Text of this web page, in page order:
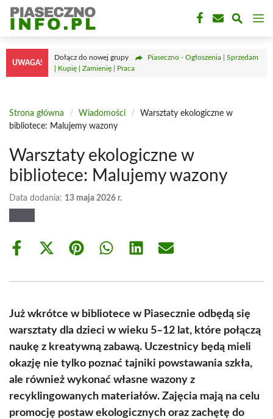
Przejdź
treści
UWAGA!
Dołącz do nowej grupy
Piaseczno - Ogłoszenia | Sprzedam
| Kupię | Zamienię | Praca
Strona główna / Wiadomości /
Warsztaty ekologiczne w
bibliotece: Malujemy wazony
Warsztaty ekologiczne w
bibliotece: Malujemy wazony
Data dodania: 13 maja 2026 r.
Share
Share
(Twitter)
Share Share Share Share
Już wkrótce w bibliotece w Piasecznie odbędą się
warsztaty dla dzieci w wieku 5–12 lat, które połączą
naukę z kreatywną zabawą. Uczestnicy będą mieli
okazję nie tylko poznać tajniki powstawania szkła,
ale również wykonać własne wazony z
recyklingowanych materiałów. Zajęcia mają na celu
promocję postaw ekologicznych oraz zachętę do